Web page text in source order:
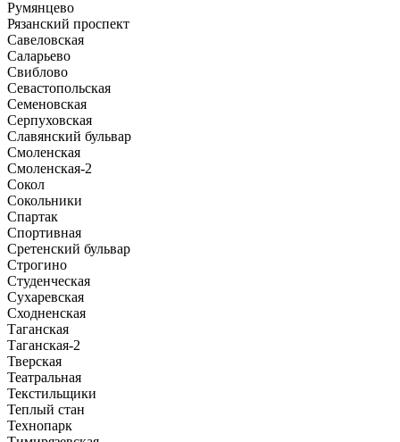
Румянцево
Рязанский проспект
Савеловская
Саларьево
Свиблово
Севастопольская
Семеновская
Серпуховская
Славянский бульвар
Смоленская
Смоленская-2
Сокол
Сокольники
Спартак
Спортивная
Сретенский бульвар
Строгино
Студенческая
Сухаревская
Сходненская
Таганская
Таганская-2
Тверская
Театральная
Текстильщики
Теплый стан
Технопарк